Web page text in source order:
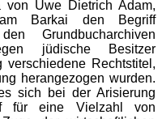
von Uwe Dietrich Adam,
Barkai den Begriff
Grundbucharchiven
jüdische Besitzer
Rechtstitel,
herangezogen wurden.
sich bei der Arisierung
für eine Vielzahl von